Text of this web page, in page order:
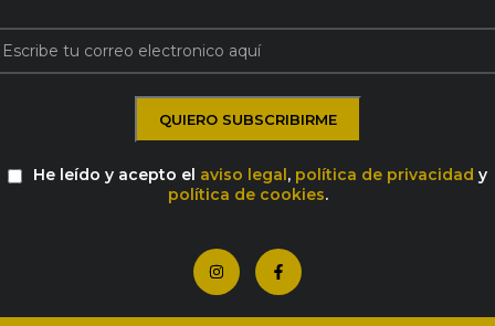
He leído y acepto el aviso legal, política de privacidad y
política de cookies.